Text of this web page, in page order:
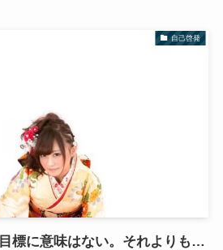
自己啓発
標に意味はない。それよりも…